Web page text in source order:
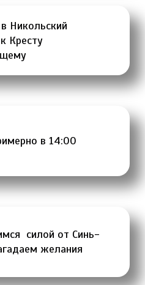
Никольский
Кресту
в 14:00
силой от Синь-
желания